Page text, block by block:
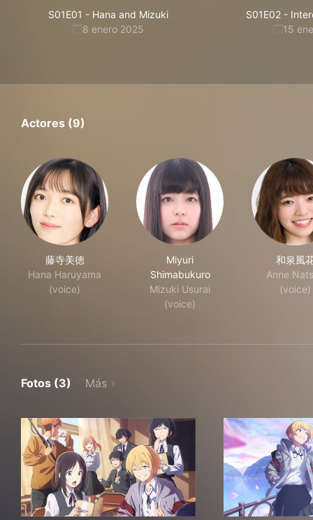
S01E01 - Hana and Mizuki
8 enero 2025
S01E02-
15
Actores (9)
藤寺美徳
Hana Haruyama
(voice)
Miyuri
Shimabukuro
Mizuki Usurai
(voice)
和泉風
Anne
(voice)
Fotos (3) Más